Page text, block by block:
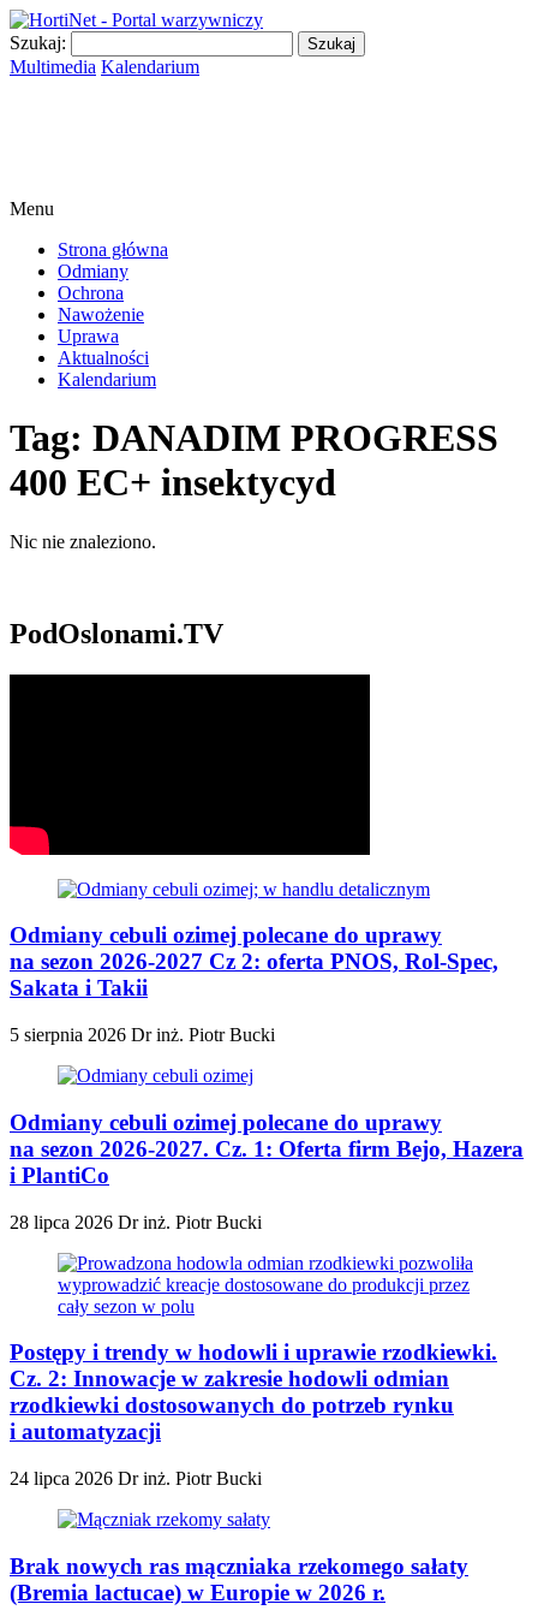
Szukaj:
Multimedia Kalendarium
Menu
Strona główna
Odmiany
Ochrona
Nawożenie
Uprawa
Aktualności
Kalendarium
Tag: DANADIM PROGRESS
400 EC+ insektycyd
Nic nie znaleziono.
PodOslonami.TV
Odmiany cebuli ozimej polecane do uprawy
na sezon 2026-2027 Cz 2: oferta PNOS, Rol-Spec,
Sakata i Takii
5 sierpnia 2026 Dr inż. Piotr Bucki
Odmiany cebuli ozimej polecane do uprawy
na sezon 2026-2027. Cz. 1: Oferta firm Bejo, Hazera
i PlantiCo
28 lipca 2026 Dr inż. Piotr Bucki
Postępy i trendy w hodowli i uprawie rzodkiewki.
Cz. 2: Innowacje w zakresie hodowli odmian
rzodkiewki dostosowanych do potrzeb rynku
i automatyzacji
24 lipca 2026 Dr inż. Piotr Bucki
Brak nowych ras mączniaka rzekomego sałaty
(Bremia lactucae) w Europie w 2026 r.